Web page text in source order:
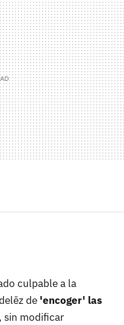
MAIL
culpable a la
de 'encoger' las
, sin modificar